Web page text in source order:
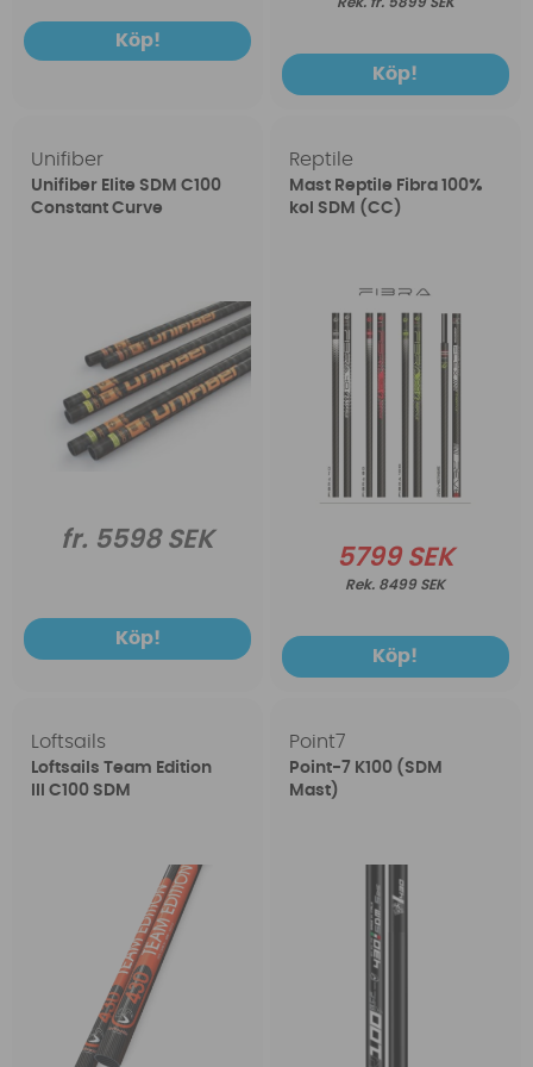
Köp!
Köp!
Unifiber
Unifiber Elite SDM C100
Constant Curve
fr. 5598 SEK
Köp!
Reptile
Mast Reptile Fibra 100%
kol SDM (CC)
5799 SEK
8499 SEK
Köp!
Loftsails
Loftsails Team Edition
III C100 SDM
Point7
Point-7 K100 (SDM
Mast)